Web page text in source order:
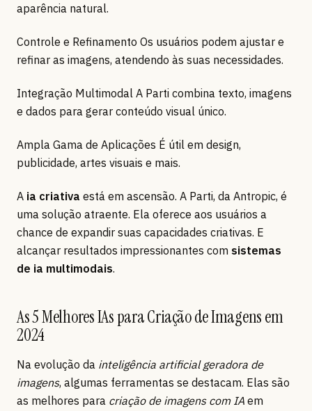
aparência natural.
Controle e Refinamento Os usuários podem ajustar e
refinar as imagens, atendendo às suas necessidades.
Integração Multimodal A Parti combina texto, imagens
e dados para gerar conteúdo visual único.
Ampla Gama de Aplicações É útil em design,
publicidade, artes visuais e mais.
A ia criativa está em ascensão. A Parti, da Antropic, é
uma solução atraente. Ela oferece aos usuários a
chance de expandir suas capacidades criativas. E
alcançar resultados impressionantes com sistemas
de ia multimodais.
As 5 Melhores IAs para Criação de Imagens em
2024
Na evolução da inteligência artificial geradora de
imagens, algumas ferramentas se destacam. Elas são
as melhores para criação de imagens com IA em